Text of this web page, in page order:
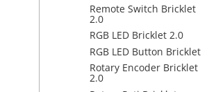
Remote Switch Bricklet
2.0
RGB LED Bricklet 2.0
RGB LED Button Bricklet
Rotary Encoder Bricklet
2.0